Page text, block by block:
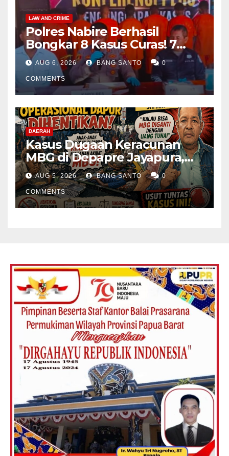
LAW AND CRIME
Polres Nabire Berhasil
Bongkar 8 Kasus Curas! 7
Pelaku Ditangkap, 62 Motor
Kembali Diamankan
AUG 6, 2026 BANG SANTO 0
COMMENTS
DAERAH
Kasus Dugaan Keracunan
MBG di Depapre Jayapura,
Aktivis Papua Minta
Operasional Dapur
Dihentikan & Evaluasi
Menyeluruh
AUG 5, 2026 BANG SANTO 0
COMMENTS